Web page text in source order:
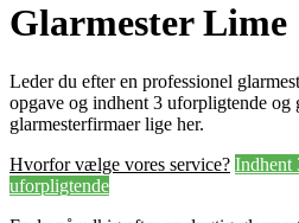
Glarmester Lime
Leder du efter en professionel
opgave og indhent 3 uforpligtende
glarmesterfirmaer lige her.
Hvorfor vælge vores service? Indhent
uforpligtende